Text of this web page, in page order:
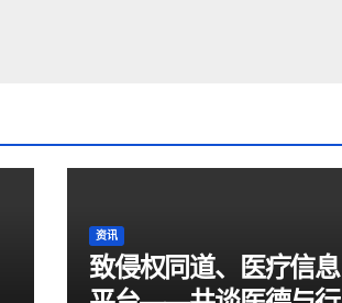
资讯
致侵权同道、医疗信息